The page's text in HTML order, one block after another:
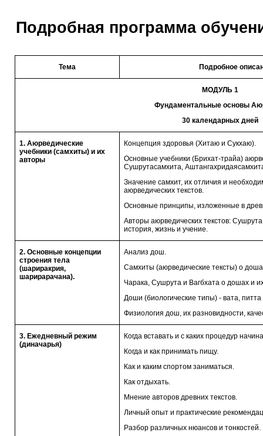
Подробная программа
Тема Подробное
МОДУЛЬ 1
Фундаментальные основы
30 календарных дней
1. Аюрведические
учебники (самхиты) и их
авторы
Концепция здоровья (Хитаю и Сукхаю).
Основные учебники (Брихат-трайа)
Сушрутасамхита,
Значение самхит, их отличия и
аюрведических текстов.
Основные принципы, изложенные в
Авторы аюрведических текстов:
история, жизнь и учение.
2. Основные концепции
строения тела
(шариракрия,
шарирарачана).
Анализ дош.
Самхиты (аюрведические тексты) о
Чарака, Сушрута и Вагбхата о дошах и их
Доши (биологические типы) - вата, питта
Физиология дош, их разновидности,
3. Ежедневный режим
(диначарья)
Когда вставать и с каких процедур
Когда и как принимать пищу.
Как и каким спортом заниматься.
Как отдыхать.
Мнение авторов древних текстов.
Личный опыт и практические
Разбор различных нюансов и тонкостей.